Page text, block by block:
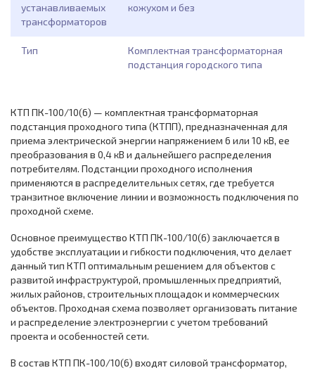
устанавливаемых
трансформаторов
кожухом и без
Тип
Комплектная трансформаторная
подстанция городского типа
КТП ПК-100/10(6) — комплектная трансформаторная
подстанция проходного типа (КТПП), предназначенная для
приема электрической энергии напряжением 6 или 10 кВ, ее
преобразования в 0,4 кВ и дальнейшего распределения
потребителям. Подстанции проходного исполнения
применяются в распределительных сетях, где требуется
транзитное включение линии и возможность подключения по
проходной схеме.
Основное преимущество КТП ПК-100/10(6) заключается в
удобстве эксплуатации и гибкости подключения, что делает
данный тип КТП оптимальным решением для объектов с
развитой инфраструктурой, промышленных предприятий,
жилых районов, строительных площадок и коммерческих
объектов. Проходная схема позволяет организовать питание
и распределение электроэнергии с учетом требований
проекта и особенностей сети.
В состав КТП ПК-100/10(6) входят силовой трансформатор,